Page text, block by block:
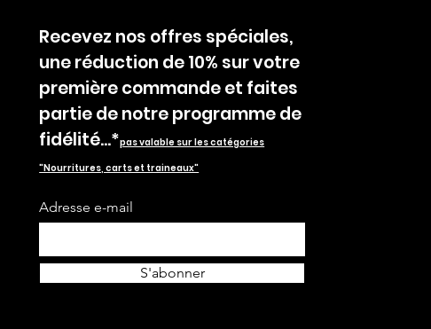
Recevez nos offres spéciales,
une réduction de 10% sur votre
première commande et faites
partie de notre programme de
fidélité...*pas valable sur les catégories
"Nourritures, carts et traineaux"
Adresse e-mail
S'abonner